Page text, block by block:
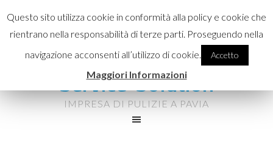
CONTATTACI:
333.4940072
Service-Solution
IMPRESA DI PULIZIE A PAVIA
Questo sito utilizza cookie in conformità alla policy e cookie che
rientrano nella responsabilità di terze parti. Proseguendo nella
navigazione acconsenti all’utilizzo di cookie.
Accetto
Maggiori Informazioni